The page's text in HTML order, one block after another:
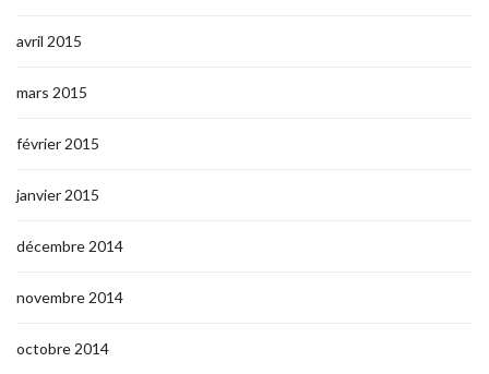
avril 2015
mars 2015
février 2015
janvier 2015
décembre 2014
novembre 2014
octobre 2014